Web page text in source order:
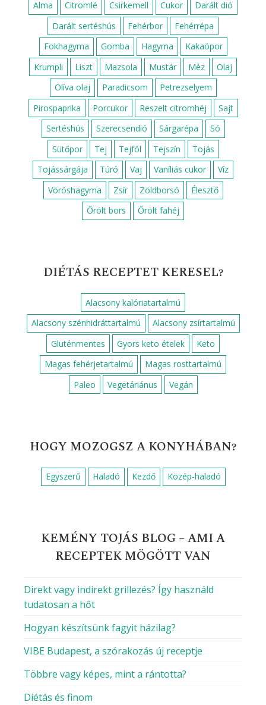
Alma Citromlé Csirkemell Cukor
Darált dió
Darált sertéshús
Fehérbor
Fehérrépa
Fokhagyma
Gomba Hagyma
Kakaópor
Krumpli
Liszt Mazsola Mustár Méz
Olaj
Olíva olaj
Paradicsom
Petrezselyem
Pirospaprika
Porcukor Reszelt citromhéj
Sajt
Sertéshús
Szerecsendió Sárgarépa
Só
Sütőpor
Tej Tejföl Tejszín
Tojás
Tojássárgája
Túró Vaj Vaníliás cukor
Víz
Vöröshagyma
Zsír Zöldborsó
Élesztő
Őrölt bors
Őrölt fahéj
DIÉTÁS RECEPTET KERESEL?
Alacsony kalóriatartalmú
Alacsony szénhidráttartalmú
Alacsony zsírtartalmú
Gluténmentes
Gyors keto ételek
Keto
Magas fehérjetartalmú
Magas rosttartalmú
Paleo
Vegetáriánus Vegán
HOGY MOZOGSZ A KONYHÁBAN?
Egyszerű Haladó Kezdő Közép-haladó
KEMÉNY TOJÁS BLOG – AMI A
RECEPTEK MÖGÖTT VAN
Direkt vagy indirekt grillezés? Így használd
tudatosan a hőt
Hogyan készítsünk fagyit házilag?
VIBE Budapest, a szórakozás új receptje
Többre vagy képes, mint a rántotta?
Diétás és finom